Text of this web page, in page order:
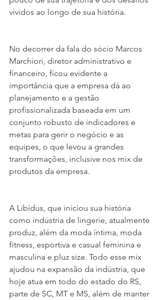
vividos ao longo de sua história.
No decorrer da fala do sócio Marcos
Marchiori, diretor administrativo e
financeiro, ficou evidente a
importância que a empresa dá ao
planejamento e a gestão
profissionalizada baseada em um
conjunto robusto de indicadores e
metas para gerir o negócio e as
equipes, o que levou a grandes
transformações, inclusive nos mix de
produtos da empresa.
A Libidus, que iniciou sua história
como indústria de lingerie, atualmente
produz, além da moda íntima, moda
fitness, esportiva e casual feminina e
masculina e pluz size. Todo esse mix
ajudou na expansão da indústria, que
hoje atua em todo do estado do RS,
parte de SC, MT e MS, além de manter